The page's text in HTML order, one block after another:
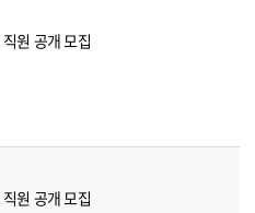
원 공개 모집
원 공개 모집